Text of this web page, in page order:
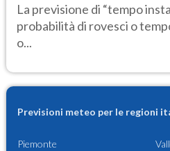
La previsione di “tempo
probabilità di rovesci o
o...
Previsioni meteo per le regioni
Piemonte